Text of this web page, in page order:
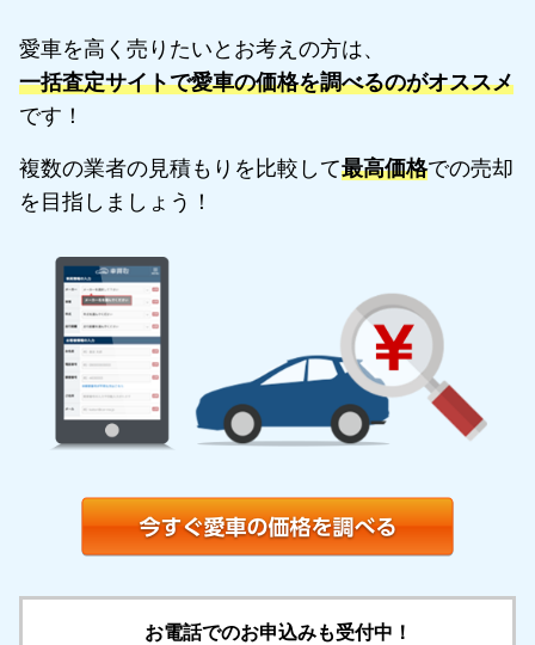
愛車を高く売りたいとお考えの方は、
一括査定サイトで愛車の価格を調べるのがオススメ
です！
複数の業者の見積もりを比較して最高価格での売却
を目指しましょう！
お電話でのお申込みも受付中！